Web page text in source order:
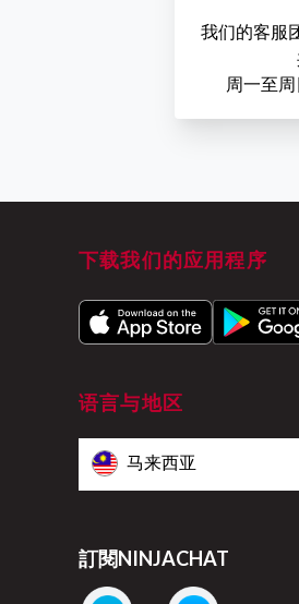
我们的客服
周一至
下载我们的应用程序
语言与地区
马来西亚
訂閱NINJACHAT